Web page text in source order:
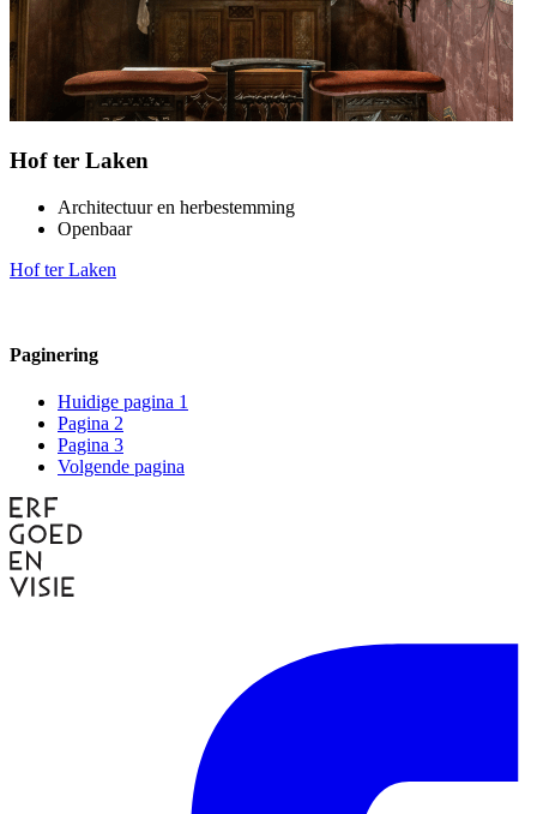
Hof ter Laken
Architectuur en herbestemming
Openbaar
Hof ter Laken
Paginering
Huidige pagina 1
Pagina 2
Pagina 3
Volgende pagina